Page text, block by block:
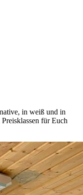
in weiß und in
für Euch